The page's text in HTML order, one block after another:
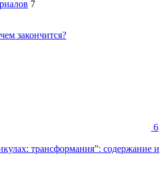
7
закончится?
6
трансформания”: содержание и